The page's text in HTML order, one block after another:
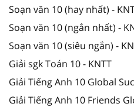
Soạn văn 10 (hay nhất) -
Soạn văn 10 (ngắn nhất) -
Soạn văn 10 (siêu ngắn) -
Giải sgk Toán 10 - KNTT
Giải Tiếng Anh 10 Global
Giải Tiếng Anh 10 Friends